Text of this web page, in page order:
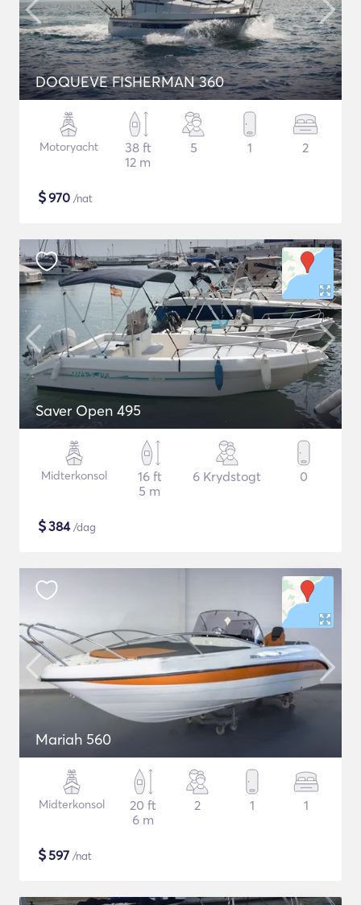
DOQUEVE FISHERMAN 360
Motoryacht
38 ft
12 m
5 1 2
$970 /nat
Saver Open 495
Midterkonsol
16 ft
5 m
6 Krydstogt 0
$384/dag
Mariah 560
Midterkonsol
20 ft
6 m
2 1 1
$597 /nat